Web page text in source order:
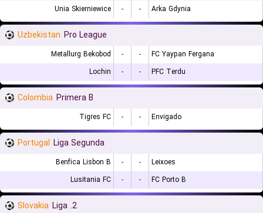
Unia Skierniewice - - Arka Gdynia
Uzbekistan Pro League
Metallurg Bekobod - -
FC Yaypan Fergana
Lochin
- - PFC Terdu
Colombia Primera B
Tigres FC - - Envigado
Portugal Liga Segunda
Benfica Lisbon B - -
Leixoes
Lusitania FC
- - FC Porto B
Slovakia 2. Liga